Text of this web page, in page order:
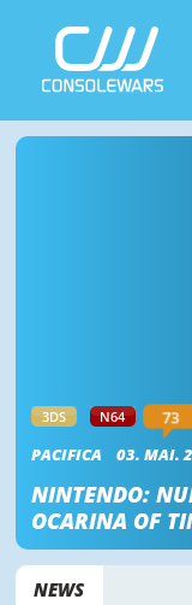
3DS N64
73
PACIFICA
03. MAI.
NINTENDO:
OCARINA OF
NEWS